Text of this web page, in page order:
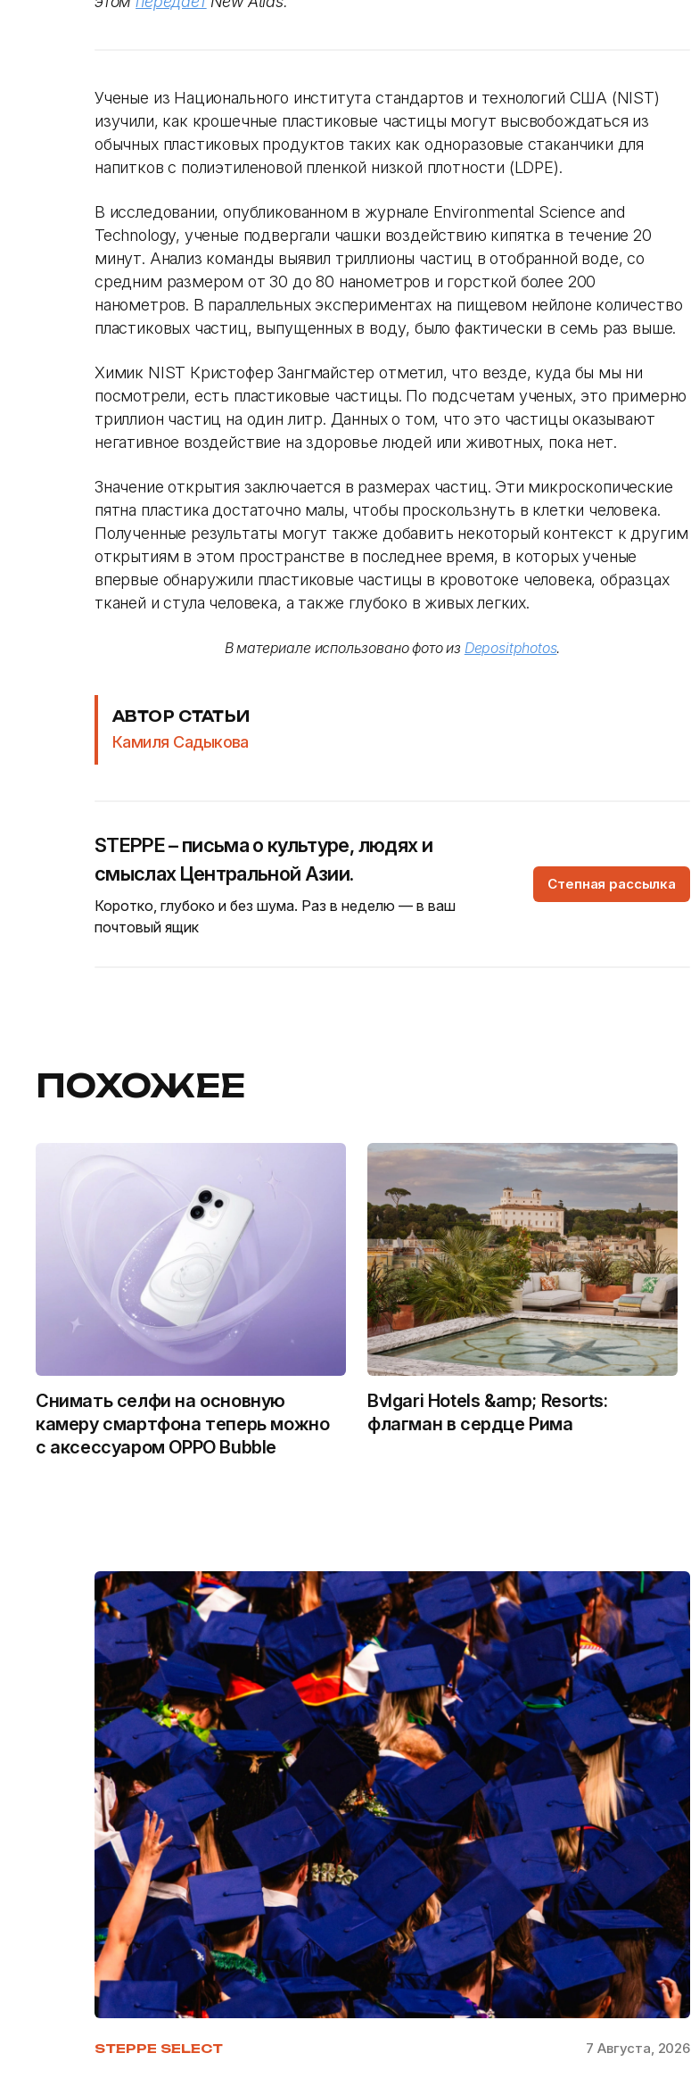
Ученые из Национального института стандартов и технологий США (NIST)
изучили, как крошечные пластиковые частицы могут высвобождаться из
обычных пластиковых продуктов таких как одноразовые стаканчики для
напитков c полиэтиленовой пленкой низкой плотности (LDPE).
В исследовании, опубликованном в журнале Environmental Science and
Technology, ученые подвергали чашки воздействию кипятка в течение 20
минут. Анализ команды выявил триллионы частиц в отобранной воде, со
средним размером от 30 до 80 нанометров и горсткой более 200
нанометров. В параллельных экспериментах на пищевом нейлоне количество
пластиковых частиц, выпущенных в воду, было фактически в семь раз выше.
Химик NIST Кристофер Зангмайстер отметил, что везде, куда бы мы ни
посмотрели, есть пластиковые частицы. По подсчетам ученых, это примерно
триллион частиц на один литр. Данных о том, что это частицы оказывают
негативное воздействие на здоровье людей или животных, пока нет.
Значение открытия заключается в размерах частиц. Эти микроскопические
пятна пластика достаточно малы, чтобы проскользнуть в клетки человека.
Полученные результаты могут также добавить некоторый контекст к другим
открытиям в этом пространстве в последнее время, в которых ученые
впервые обнаружили пластиковые частицы в кровотоке человека, образцах
тканей и стула человека, а также глубоко в живых легких.
В материале использовано фото из Depositphotos.
АВТОР СТАТЬИ
Камиля Садыкова
STEPPE – письма о культуре, людях и
смыслах Центральной Азии.
Коротко, глубоко и без шума. Раз в неделю — в ваш
почтовый ящик
Степная рассылка
ПОХОЖЕЕ
Снимать селфи на основную
камеру смартфона теперь можно
с аксессуаром OPPO Bubble
Bvlgari Hotels &amp; Resorts:
флагман в сердце Рима
STEPPE SELECT 7 Августа, 2026